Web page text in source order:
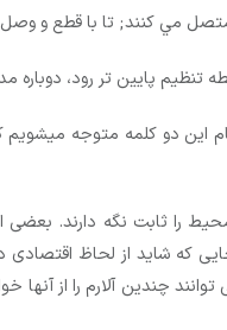
مي كنند; تا با قطع و
را ثابت نگه دارند.